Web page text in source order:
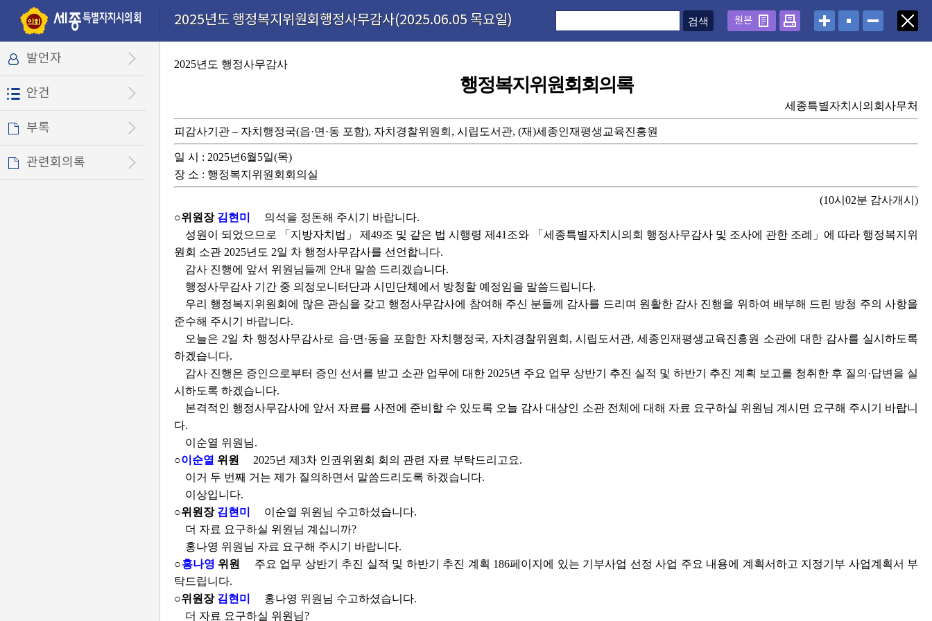
본문으로 바로가기
기능메뉴 메뉴 바로가기
설정메뉴 메뉴 바로가기
2025년도 행정복지위원회행정사무감사(2025.06.05 목요일) 원본
발언자
안건
부록
관련회의록
2025년도 행정사무감사
행정복지위원회회의록
세종특별자치시의회사무처
피감사기관 – 자치행정국(읍·면·동 포함), 자치경찰위원회, 시립도서관, (재)세종인재평생교육진흥원
일 시 : 2025년6월5일(목)
장 소 : 행정복지위원회회의실
(10시02분 감사개시)
○위원장 김현미
의석을 정돈해 주시기 바랍니다.
성원이 되었으므로 「지방자치법」 제49조 및 같은 법 시행령 제41조와 「세종특별자치시의회 행정사무감사 및 조사에 관한 조례」에 따라 행정복지위
원회 소관 2025년도 2일 차 행정사무감사를 선언합니다.
감사 진행에 앞서 위원님들께 안내 말씀 드리겠습니다.
행정사무감사 기간 중 의정모니터단과 시민단체에서 방청할 예정임을 말씀드립니다.
우리 행정복지위원회에 많은 관심을 갖고 행정사무감사에 참여해 주신 분들께 감사를 드리며 원활한 감사 진행을 위하여 배부해 드린 방청 주의 사항을
준수해 주시기 바랍니다.
오늘은 2일 차 행정사무감사로 읍·면·동을 포함한 자치행정국, 자치경찰위원회, 시립도서관, 세종인재평생교육진흥원 소관에 대한 감사를 실시하도록
하겠습니다.
감사 진행은 증인으로부터 증인 선서를 받고 소관 업무에 대한 2025년 주요 업무 상반기 추진 실적 및 하반기 추진 계획 보고를 청취한 후 질의·답변을 실
시하도록 하겠습니다.
본격적인 행정사무감사에 앞서 자료를 사전에 준비할 수 있도록 오늘 감사 대상인 소관 전체에 대해 자료 요구하실 위원님 계시면 요구해 주시기 바랍니
다.
이순열 위원님.
○이순열 위원
2025년 제3차 인권위원회 회의 관련 자료 부탁드리고요.
이거 두 번째 거는 제가 질의하면서 말씀드리도록 하겠습니다.
이상입니다.
○위원장 김현미
이순열 위원님 수고하셨습니다.
더 자료 요구하실 위원님 계십니까?
홍나영 위원님 자료 요구해 주시기 바랍니다.
○홍나영 위원
주요 업무 상반기 추진 실적 및 하반기 추진 계획 186페이지에 있는 기부사업 선정 사업 주요 내용에 계획서하고 지정기부 사업계획서 부
탁드립니다.
○위원장 김현미
홍나영 위원님 수고하셨습니다.
더 자료 요구하실 위원님?